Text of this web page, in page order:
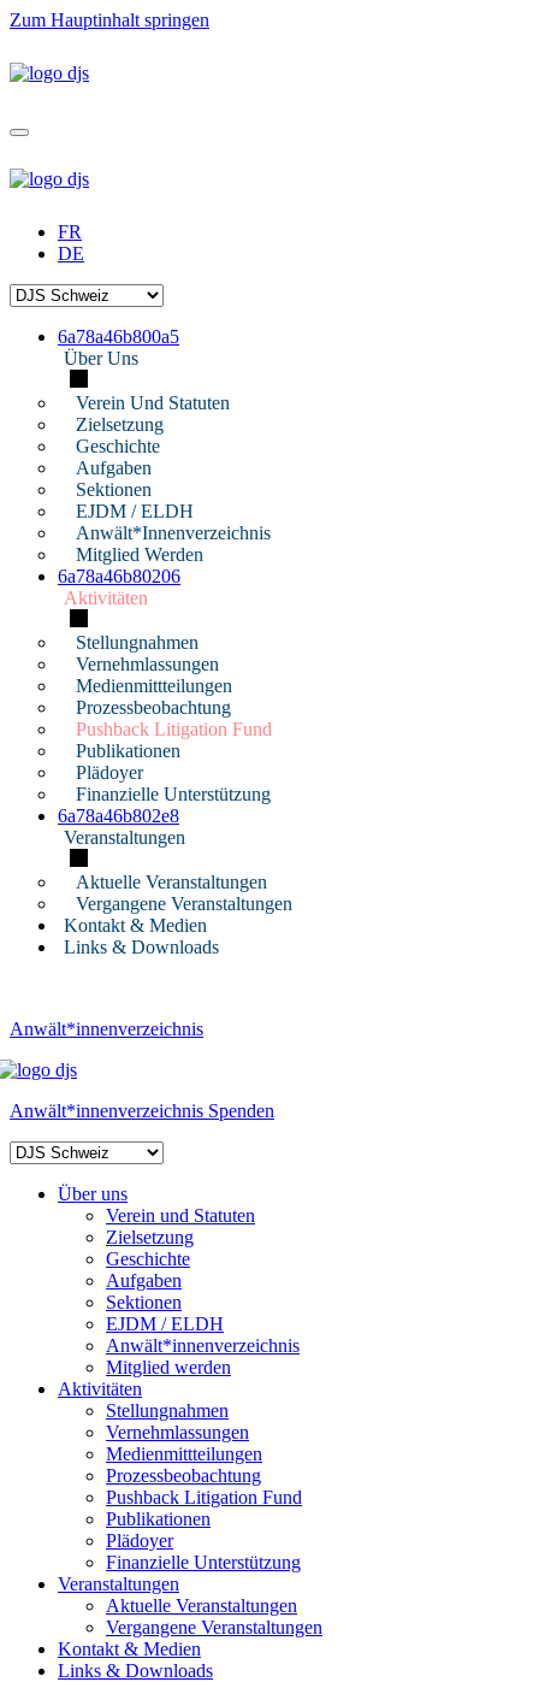
Zum Hauptinhalt springen
FR
DE
6a78a46b800a5
Über Uns
Verein Und Statuten
Zielsetzung
Geschichte
Aufgaben
Sektionen
EJDM / ELDH
Anwält*innenverzeichnis
Mitglied Werden
6a78a46b80206
Aktivitäten
Stellungnahmen
Vernehmlassungen
Medienmittteilungen
Prozessbeobachtung
Pushback Litigation Fund
Publikationen
Plädoyer
Finanzielle Unterstützung
6a78a46b802e8
Veranstaltungen
Aktuelle Veranstaltungen
Vergangene Veranstaltungen
Kontakt & Medien
Links & Downloads
Anwält*innenverzeichnis
Anwält*innenverzeichnis Spenden
Über uns
Verein und Statuten
Zielsetzung
Geschichte
Aufgaben
Sektionen
EJDM / ELDH
Anwält*innenverzeichnis
Mitglied werden
Aktivitäten
Stellungnahmen
Vernehmlassungen
Medienmittteilungen
Prozessbeobachtung
Pushback Litigation Fund
Publikationen
Plädoyer
Finanzielle Unterstützung
Veranstaltungen
Aktuelle Veranstaltungen
Vergangene Veranstaltungen
Kontakt & Medien
Links & Downloads